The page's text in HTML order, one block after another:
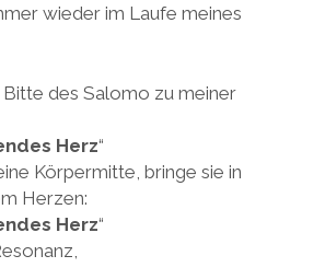
wieder im Laufe meines
Bitte des Salomo zu meiner
Herz“
Körpermitte, bringe sie in
Herzen:
Herz“